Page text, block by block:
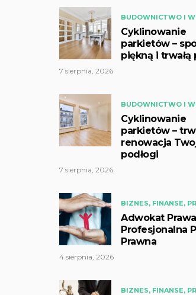
BUDOWNICTWO I
Cyklinowanie
parkietów –
piękną i trwałą
7 sierpnia, 2026
BUDOWNICTWO I
Cyklinowanie
parkietów –
renowacja
podłogi
7 sierpnia, 2026
BIZNES, FINANSE,
Adwokat
Profesjonalna
Prawna
4 sierpnia, 2026
BIZNES, FINANSE,